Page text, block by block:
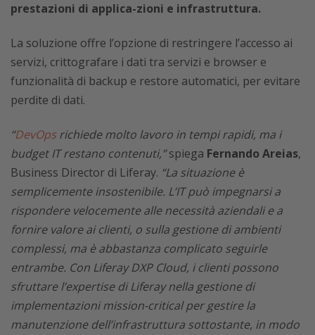
prestazioni di applica-zioni e infrastruttura.
La soluzione offre l’opzione di restringere l’accesso ai
servizi, crittografare i dati tra servizi e browser e
funzionalità di backup e restore automatici, per evitare
perdite di dati.
“DevOps richiede molto lavoro in tempi rapidi, ma i
budget IT restano contenuti,”spiega Fernando Areias,
Business Director di Liferay. “La situazione è
semplicemente insostenibile. L’IT può impegnarsi a
rispondere velocemente alle necessità aziendali e a
fornire valore ai clienti, o sulla gestione di ambienti
complessi, ma è abbastanza complicato seguirle
entrambe. Con Liferay DXP Cloud, i clienti possono
sfruttare l’expertise di Liferay nella gestione di
implementazioni mission-critical per gestire la
manutenzione dell’infrastruttura sottostante, in modo